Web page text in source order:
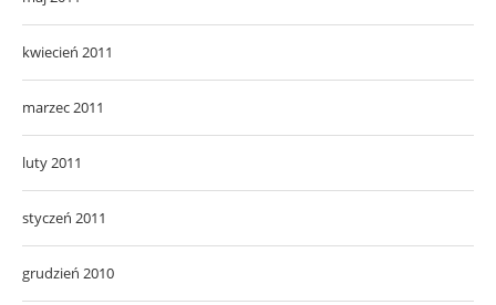
kwiecień 2011
marzec 2011
luty 2011
styczeń 2011
grudzień 2010